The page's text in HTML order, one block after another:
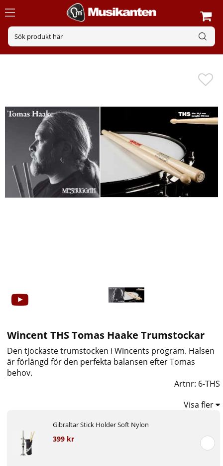
Wincent THS Tomas Haake Trumstockar
Den tjockaste trumstocken i Wincents program. Halsen
är förlängd för den perfekta balansen efter Tomas
behov.
Artnr: 6-THS
Visa fler
Gibraltar Stick Holder Soft Nylon
399 kr